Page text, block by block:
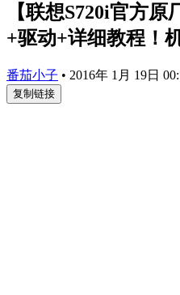
【联想S720i官方
+驱动+详细教程！
番茄小子 • 2016年 1月 19日
复制链接